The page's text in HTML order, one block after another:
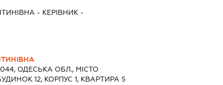
- КЕРІВНИК -
ОДЕСЬКА ОБЛ., МІСТО
12, КОРПУС 1, КВАРТИРА 5